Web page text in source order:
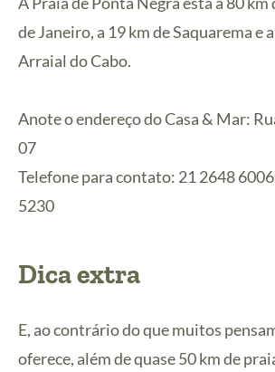
de Janeiro, a 19 km de Saquarema e
Arraial do Cabo.
Anote o endereço do Casa & Mar:
07
Telefone para contato: 21 2648
5230
Dica extra
E, ao contrário do que muitos
oferece, além de quase 50 km de